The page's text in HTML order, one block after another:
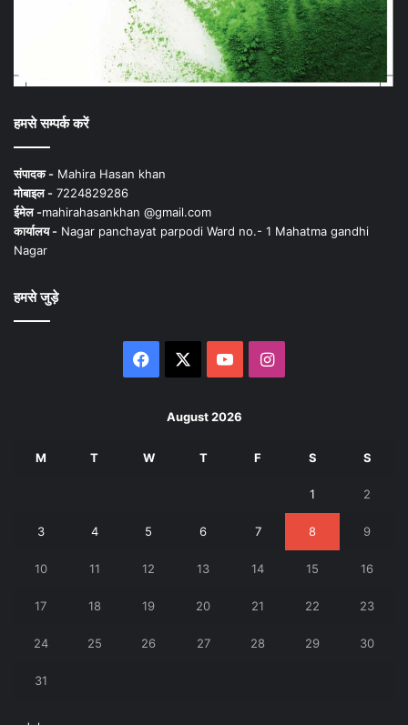
हमसे सम्पर्क करें
संपादक - Mahira Hasan khan
मोबाइल - 7224829286
ईमेल -mahirahasankhan @gmail.com
कार्यालय - Nagar panchayat parpodi Ward no.- 1 Mahatma gandhi
Nagar
हमसे जुड़े
Facebook YouTubeInstagram
August 2026
M T W T F S S
1 2
3 4 5 6 7 8 9
10 11 12 13 14 15 16
17 18 19 20 21 22 23
24 25 26 27 28 29 30
31